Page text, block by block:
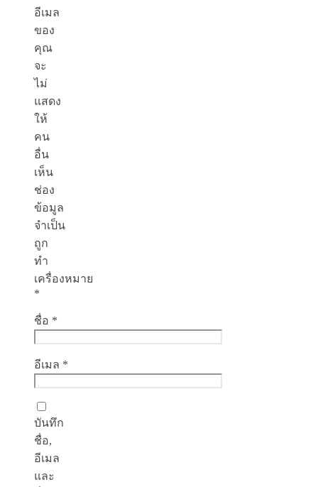
อีเมล
ของ
คุณ
จะ
ไม่
แสดง
ให้
คน
อื่น
เห็น
ช่อง
ข้อมูล
จำเป็น
ถูก
ทำ
เครื่องหมาย
*
ชื่อ *
อีเมล *
บันทึก
ชื่อ,
อีเมล
และ